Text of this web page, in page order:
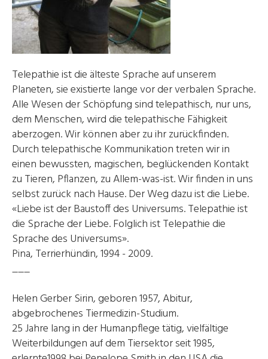
Telepathie ist die älteste Sprache auf unserem
Planeten, sie existierte lange vor der verbalen Sprache.
Alle Wesen der Schöpfung sind telepathisch, nur uns,
dem Menschen, wird die telepathische Fähigkeit
aberzogen. Wir können aber zu ihr zurückfinden.
Durch telepathische Kommunikation treten wir in
einen bewussten, magischen, beglückenden Kontakt
zu Tieren, Pflanzen, zu Allem-was-ist. Wir finden in uns
selbst zurück nach Hause. Der Weg dazu ist die Liebe.
«Liebe ist der Baustoff des Universums. Telepathie ist
die Sprache der Liebe. Folglich ist Telepathie die
Sprache des Universums».
Pina, Terrierhündin, 1994 - 2009.
___
Helen Gerber Sirin, geboren 1957, Abitur,
abgebrochenes Tiermedizin-Studium.
25 Jahre lang in der Humanpflege tätig, vielfältige
Weiterbildungen auf dem Tiersektor seit 1985,